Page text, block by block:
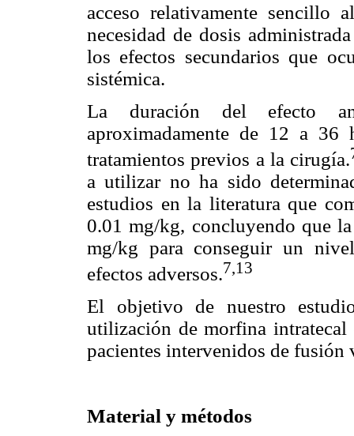
acceso relativamente sencillo
necesidad de dosis
los efectos secundarios que
sistémica.
La duración del efecto
aproximadamente de 12 a 36
tratamientos previos a la cirugía.
a utilizar no ha sido
estudios en la literatura que
0.01 mg/kg, concluyendo que
mg/kg para conseguir un
efectos adversos.7,13
El objetivo de nuestro
utilización de morfina
pacientes intervenidos de fusión
Material y métodos